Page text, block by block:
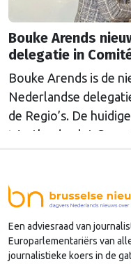
Bouke Arends
delegatie in
Bouke Arends is de
Nederlandse
de Regio’s. De
Westland volgt
Nederlandse regio’s
lobby in Brussel, en
Continued
Een adviesraad van
Europarlementariërs van
journalistieke koers in de